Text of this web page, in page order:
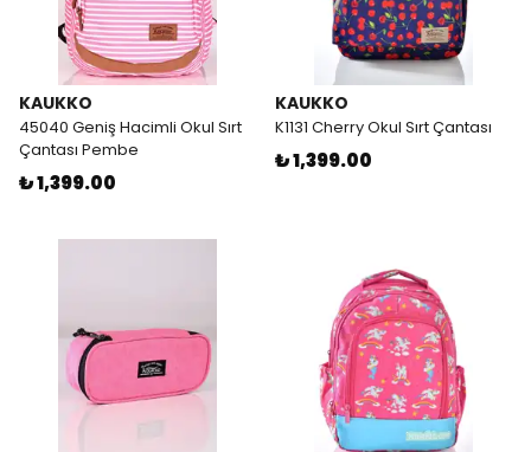
KAUKKO
45040 Geniş Hacimli Okul Sırt
Çantası Pembe
₺ 1,399.00
KAUKKO
K1131 Cherry Okul Sırt Çantası
₺ 1,399.00